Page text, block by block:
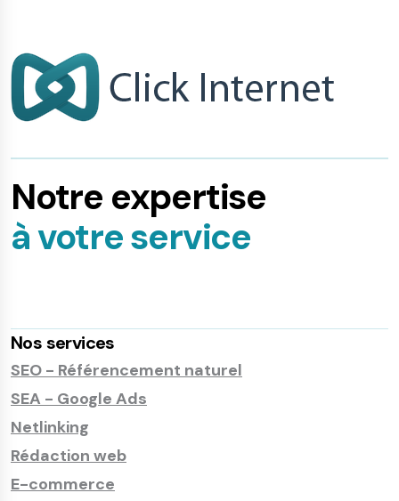
Notre expertise
à votre service
Nos services
SEO - Référencement naturel
SEA - Google Ads
Netlinking
Rédaction web
E-commerce